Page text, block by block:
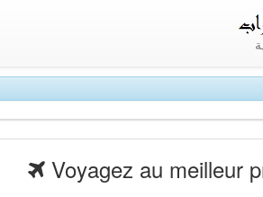
Voyagez au meilleur